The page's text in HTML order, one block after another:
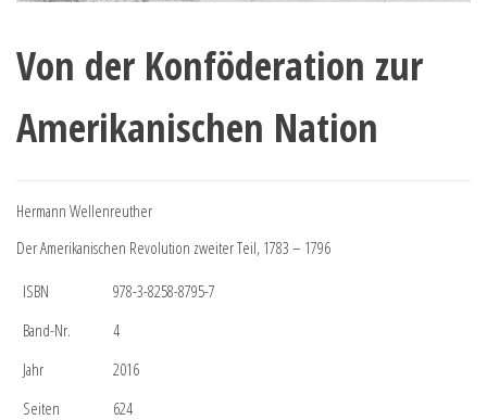
Von der Konföderation zur
Amerikanischen Nation
Hermann Wellenreuther
Der Amerikanischen Revolution zweiter Teil, 1783 – 1796
ISBN
978-3-8258-8795-7
Band-Nr.
4
Jahr
2016
Seiten
624